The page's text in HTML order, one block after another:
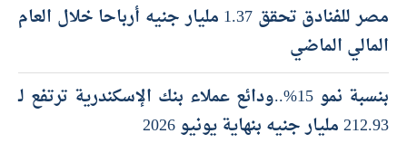
مصر للفنادق تحقق 1.37 مليار جنيه أرباحا خلال العام
المالي الماضي
بنسبة نمو 15%..ودائع عملاء بنك الإسكندرية ترتفع لـ
212.93 مليار جنيه بنهاية يونيو 2026